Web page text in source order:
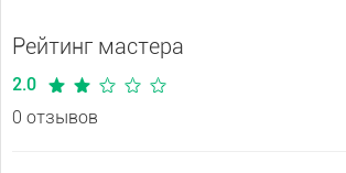
Рейтинг мастера
2.0
0 отзывов